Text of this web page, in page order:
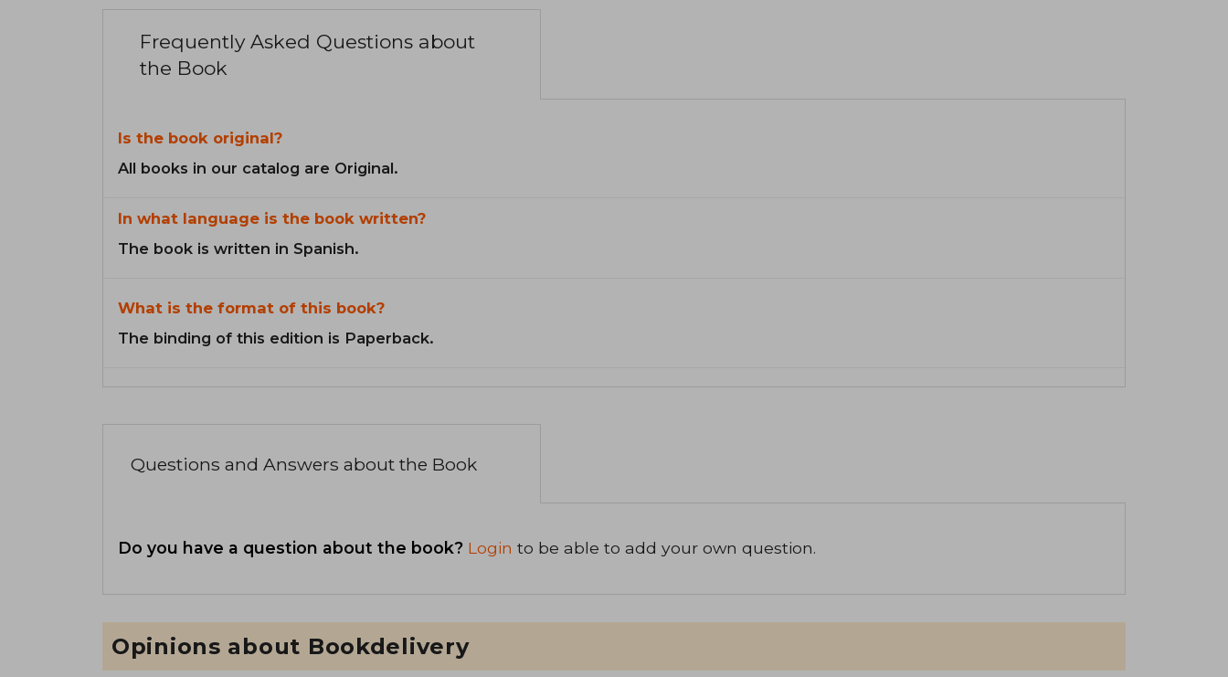
Frequently Asked Questions about
the Book
Is the book original?
All books in our catalog are Original.
In what language is the book written?
The book is written in Spanish.
What is the format of this book?
The binding of this edition is Paperback.
Questions and Answers about the Book
Do you have a question about the book? Login to be able to add your own question.
Opinions about Bookdelivery